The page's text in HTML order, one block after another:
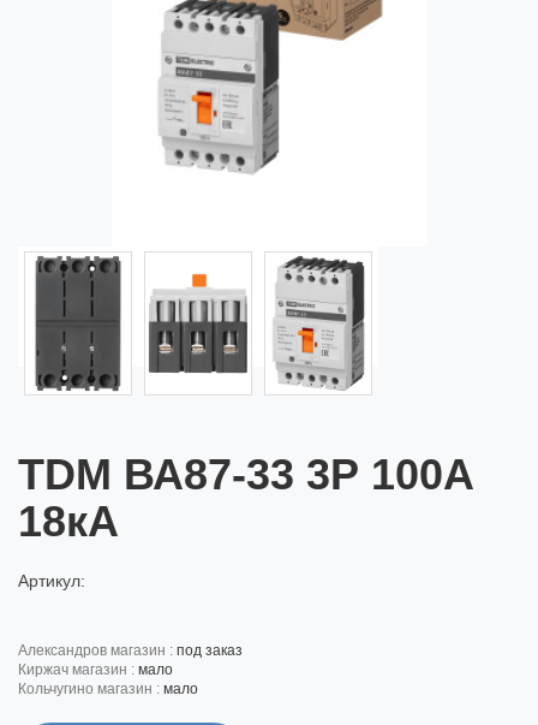
TDM ВА87-33 3Р 100А
18кА
Артикул:
александров магазин : под заказ
киржач магазин : мало
кольчугино магазин : мало